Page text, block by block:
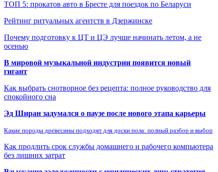
ТОП 5: прокатов авто в Бресте для поездок по Беларуси
Рейтинг ритуальных агентств в Дзержинске
Почему подготовку к ЦТ и ЦЭ лучше начинать летом, а не
осенью
В мировой музыкальной индустрии появится новый
гигант
Как выбрать снотворное без рецепта: полное руководство для
спокойного сна
Эд Ширан задумался о паузе после нового этапа карьеры
Какие породы древесины подходят для доски пола: полный разбор и выбор
Как продлить срок службы домашнего и рабочего компьютера
без лишних затрат